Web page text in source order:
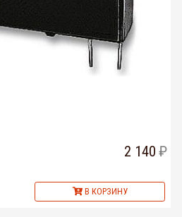
2 140
В КОРЗИНУ